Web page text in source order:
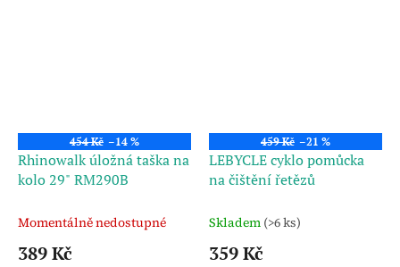
454 Kč –14 %
Rhinowalk úložná taška na
kolo 29" RM290B
Momentálně nedostupné
389 Kč
459 Kč –21 %
LEBYCLE cyklo pomůcka
na čištění řetězů
Skladem (>6 ks)
359 Kč